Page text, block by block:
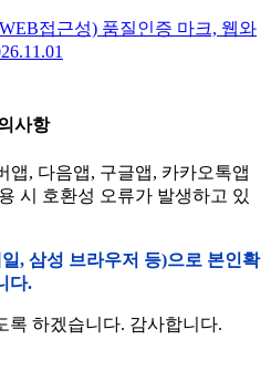
사항
앱, 다음앱, 구글앱, 카카오톡앱
시 호환성 오류가 발생하고 있
, 삼성 브라우저 등)으로 본인확
다.
록 하겠습니다. 감사합니다.